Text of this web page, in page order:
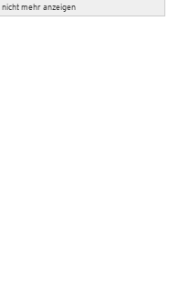
mehr anzeigen